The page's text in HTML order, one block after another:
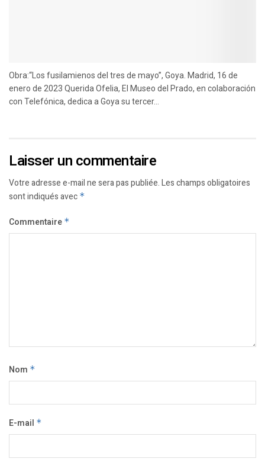
Obra:“Los fusilamienos del tres de mayo”, Goya. Madrid, 16 de
enero de 2023 Querida Ofelia, El Museo del Prado, en colaboración
con Telefónica, dedica a Goya su tercer...
Laisser un commentaire
Votre adresse e-mail ne sera pas publiée.Les champs obligatoires
sont indiqués avec *
Commentaire *
Nom *
E-mail *